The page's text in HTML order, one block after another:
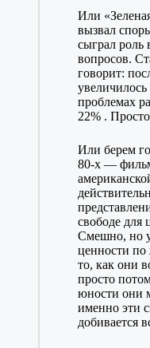
Или
вызвал
сыграл роль
вопросов.
говорит:
проблемах
22% .
Или берем
80-х —
свободе для
Смешно, но
ценности по
то, как они
просто
юности они
именно эти
добивается